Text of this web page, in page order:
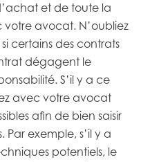
et de toute la
avocat. N’oubliez
certains des contrats
dégagent le
S’il y a ce
avec votre avocat
afin de bien saisir
Par exemple, s’il y a
potentiels, le